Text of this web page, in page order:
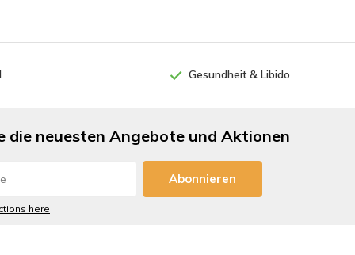
Gesundheit & Libido
die neuesten Angebote und Aktionen
Abonnieren
here